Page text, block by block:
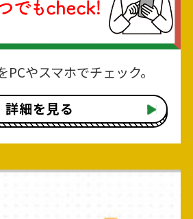
やスマホでチェック。
詳細を見る